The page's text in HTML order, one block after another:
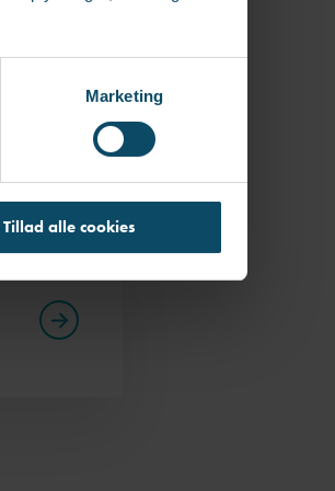
Marketing
Tillad alle cookies
at give sin
indlede et